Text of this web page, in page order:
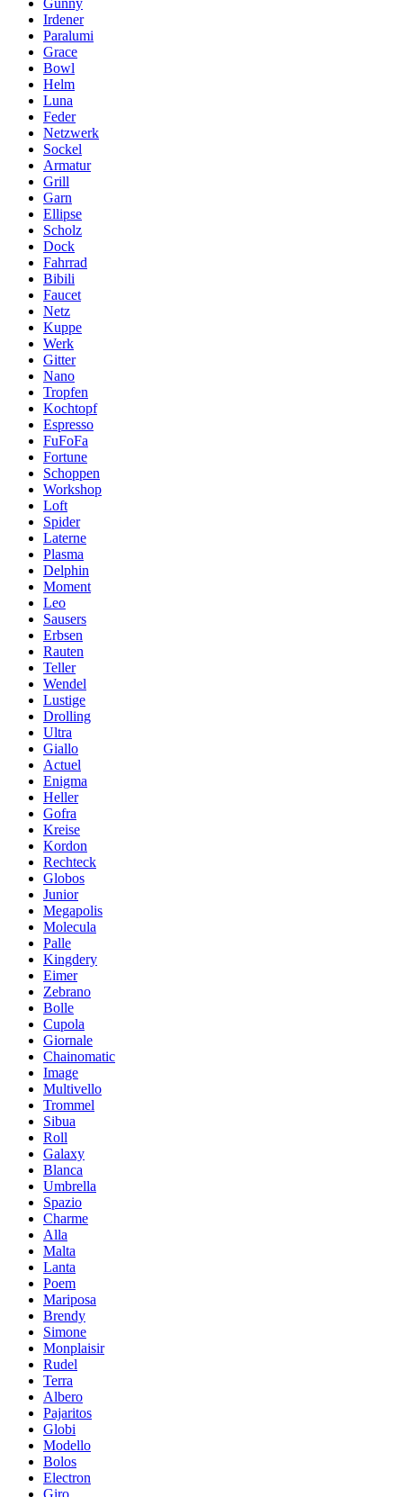
Irdener
Paralumi
Grace
Bowl
Helm
Luna
Feder
Netzwerk
Sockel
Armatur
Grill
Garn
Ellipse
Scholz
Dock
Fahrrad
Bibili
Faucet
Netz
Kuppe
Werk
Gitter
Nano
Tropfen
Kochtopf
Espresso
FuFoFa
Fortune
Schoppen
Workshop
Loft
Spider
Laterne
Plasma
Delphin
Moment
Leo
Sausers
Erbsen
Rauten
Teller
Wendel
Lustige
Drolling
Ultra
Giallo
Actuel
Enigma
Heller
Gofra
Kreise
Kordon
Rechteck
Globos
Junior
Megapolis
Molecula
Palle
Kingdery
Eimer
Zebrano
Bolle
Cupola
Giornale
Chainomatic
Image
Multivello
Trommel
Sibua
Roll
Galaxy
Blanca
Umbrella
Spazio
Charme
Alla
Malta
Lanta
Poem
Mariposa
Brendy
Simone
Мonplaisir
Rudel
Terra
Albero
Pajaritos
Globi
Modello
Bolos
Electron
Giro